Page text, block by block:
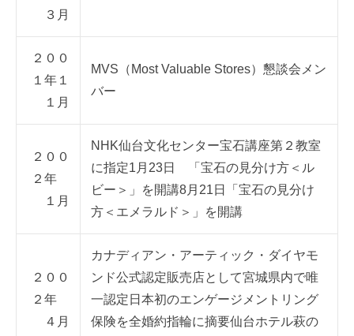
３月
２００
１年１
１月
MVS（Most Valuable Stores）懇談会メン
バー
２００
２年
１月
NHK仙台文化センター宝石講座第２教室
に指定1月23日 「宝石の見分け方＜ル
ビー＞」を開講8月21日「宝石の見分け
方＜エメラルド＞」を開講
２００
２年
４月
カナディアン・アーティック・ダイヤモ
ンド公式認定販売店として宮城県内で唯
一認定日本初のエンゲージメントリング
保険を全婚約指輪に摘要仙台ホテル萩の